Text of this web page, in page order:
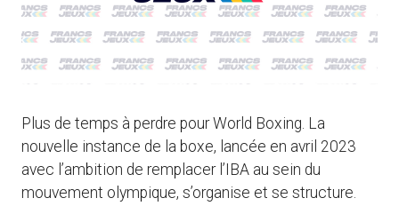
Plus de temps à perdre pour World Boxing. La
nouvelle instance de la boxe, lancée en avril 2023
avec l’ambition de remplacer l’IBA au sein du
mouvement olympique, s’organise et se structure.